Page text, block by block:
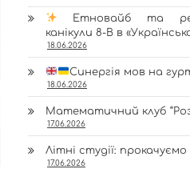
Етновайб та
канікули 8-В в
18.06.2026
Синергія мов на
18.06.2026
Математичний клуб
17.06.2026
Літні студії:
17.06.2026